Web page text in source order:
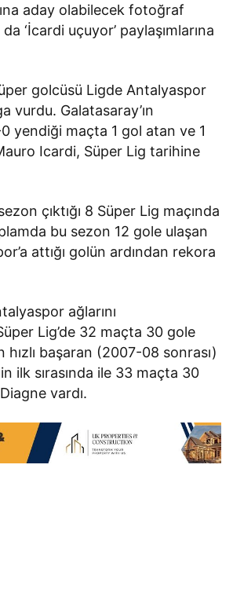
aday olabilecek fotoğraf
‘İcardi uçuyor’ paylaşımlarına
golcüsü Ligde Antalyaspor
vurdu. Galatasaray’ın
yendiği maçta 1 gol atan ve 1
Icardi, Süper Lig tarihine
çıktığı 8 Süper Lig maçında
bu sezon 12 gole ulaşan
attığı golün ardından rekora
ağlarını
Lig’de 32 maçta 30 gole
hızlı başaran (2007-08 sonrası)
ilk sırasında ile 33 maçta 30
vardı.